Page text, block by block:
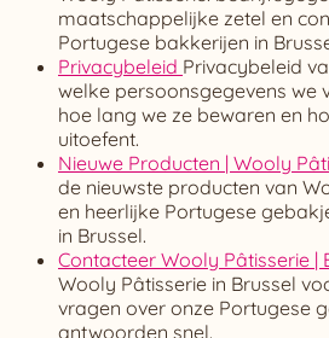
maatschappelijke zetel en
Portugese bakkerijen in
Privacybeleid Privacybeleid
welke persoonsgegevens we
hoe lang we ze bewaren en
uitoefent.
Nieuwe Producten | Wooly
de nieuwste producten van
en heerlijke Portugese
in Brussel.
Contacteer Wooly Pâtisserie |
Wooly Pâtisserie in Brussel
vragen over onze Portugese
antwoorden snel.